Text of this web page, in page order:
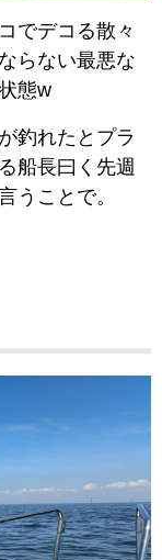
でデコる散々
らない最悪な
態w
釣れたとプラ
船長曰く先週
うことで。